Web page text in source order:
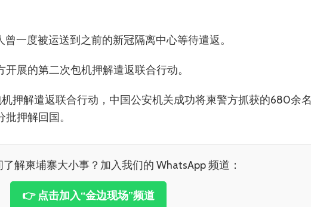
一度被运送到之前的新冠隔离中心等待遣返。
展的第二次包机押解遣返联合行动。
押解遣返联合行动，中国公安机关成功将柬警方抓获的680余名
押解回国。
解柬埔寨大小事？加入我们的 WhatsApp 频道：
👉 点击加入“金边现场”频道